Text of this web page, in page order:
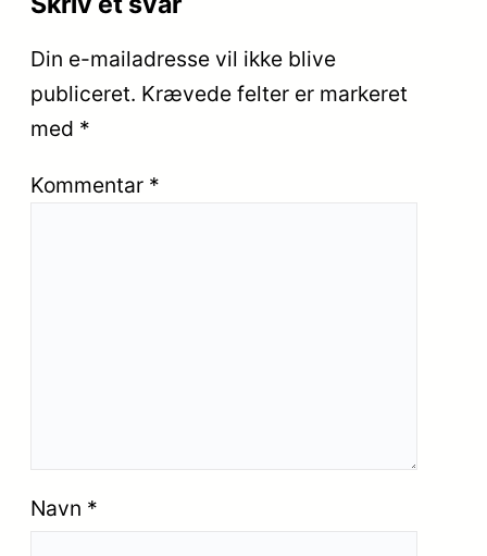
Din e-mailadresse vil ikke blive
publiceret. Krævede felter er markeret
med *
Kommentar *
Navn *